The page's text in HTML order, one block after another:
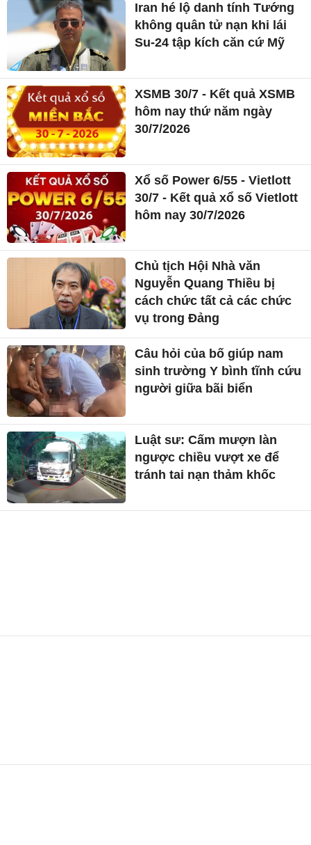
Iran hé lộ danh tính Tướng
không quân tử nạn khi lái
Su-24 tập kích căn cứ Mỹ
XSMB 30/7 - Kết quả XSMB
hôm nay thứ năm ngày
30/7/2026
Xổ số Power 6/55 - Vietlott
30/7 - Kết quả xổ số Vietlott
hôm nay 30/7/2026
Chủ tịch Hội Nhà văn
Nguyễn Quang Thiều bị
cách chức tất cả các chức
vụ trong Đảng
Câu hỏi của bố giúp nam
sinh trường Y bình tĩnh cứu
người giữa bãi biển
Luật sư: Cấm mượn làn
ngược chiều vượt xe để
tránh tai nạn thảm khốc